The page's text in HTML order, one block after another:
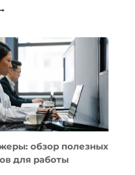
обзор полезных
для работы